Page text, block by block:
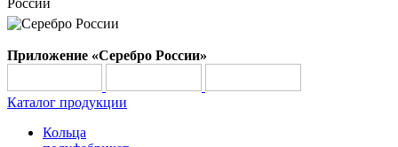
России
Приложение «Серебро России»
Каталог продукции
Кольца